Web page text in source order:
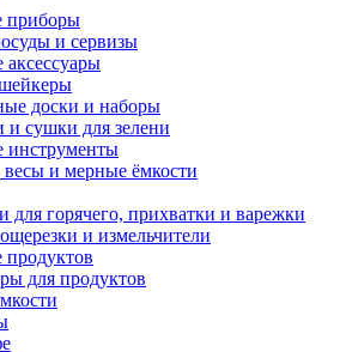
приборы
и сервизы
доски и наборы
и сушки для зелени
инструменты
и мерные ёмкости
для горячего, прихватки и варежки
и измельчители
для продуктов